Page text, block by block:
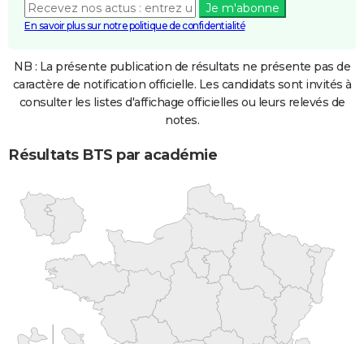
Je m'abonne
En savoir plus sur notre politique de confidentialité
NB : La présente publication de résultats ne présente pas de
caractère de notification officielle. Les candidats sont invités à
consulter les listes d'affichage officielles ou leurs relevés de
notes.
Résultats BTS par académie